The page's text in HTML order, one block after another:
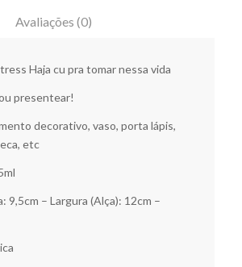
Avaliações (0)
Haja cu pra tomar nessa vida
presentear!
decorativo, vaso, porta lápis,
etc
9,5cm – Largura (Alça): 12cm –